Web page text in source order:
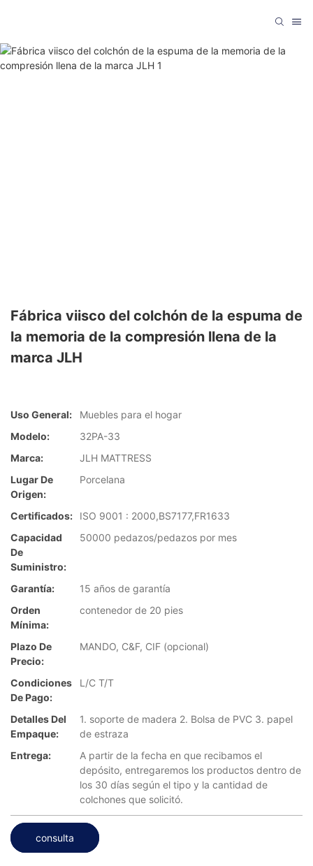
Fábrica viisco del colchón de la espuma de
la memoria de la compresión llena de la
marca JLH
Uso General:
Muebles para el hogar
Modelo:
32PA-33
Marca:
JLH MATTRESS
Lugar De
Origen:
Porcelana
Certificados:
ISO 9001 : 2000,BS7177,FR1633
Capacidad
De
Suministro:
50000 pedazos/pedazos por mes
Garantía:
15 años de garantía
Orden
Mínima:
contenedor de 20 pies
Plazo De
Precio:
MANDO, C&F, CIF (opcional)
Condiciones
De Pago:
L/C T/T
Detalles Del
Empaque:
1. soporte de madera 2. Bolsa de PVC 3. papel
de estraza
Entrega:
A partir de la fecha en que recibamos el
depósito, entregaremos los productos dentro de
los 30 días según el tipo y la cantidad de
colchones que solicitó.
consulta